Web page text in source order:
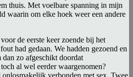
thuis. Met voelbare spanning in mijn
waarin om elke hoek weer een andere
de eerste keer zoende bij het
had gedaan. We hadden gezoend en
zo afgeschikt doordat
al wel eerder waargenomen?
verbonden met sex. Twee